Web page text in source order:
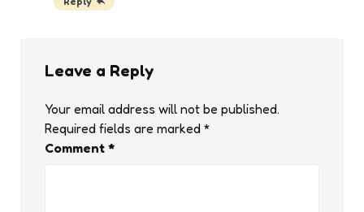
Leave a Reply
Your email address will not be published.
Required fields are marked *
Comment *